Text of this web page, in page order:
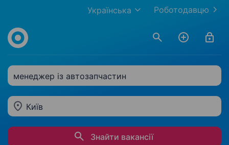
Роботодавцю
Українська
менеджер із автозапчастин
Київ
Знайти вакансії